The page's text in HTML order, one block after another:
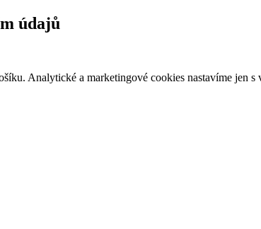
údajů
Analytické a marketingové cookies nastavíme jen